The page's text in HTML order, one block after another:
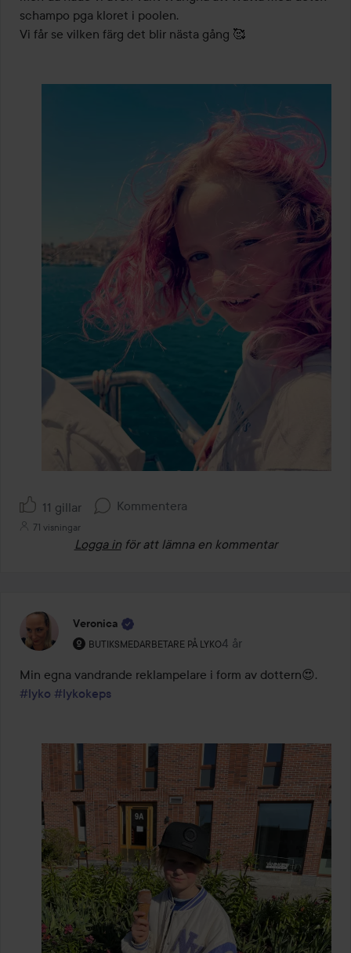
schampo pga kloret i poolen.
11 gillar Kommentera
71 visningar
Logga in för att lämna en kommentar
Veronica
BUTIKSMEDARBETARE PÅ LYKO
Användarens roll: Butiksmedarbetare på Lyko.
4 år
Inlägget skapades 4 år
#lyko #lykokeps